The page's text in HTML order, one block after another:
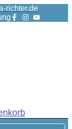
richter.de